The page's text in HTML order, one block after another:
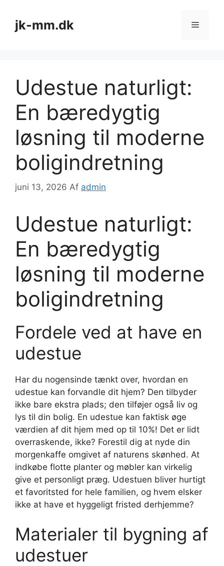
indholdjk-mm.dk Menu
Udestue naturligt:
En bæredygtig
løsning til moderne
boligindretning
juni 13, 2026 Af admin
Udestue naturligt:
En bæredygtig
løsning til moderne
boligindretning
Fordele ved at have en
udestue
Har du nogensinde tænkt over, hvordan en
udestue kan forvandle dit hjem? Den tilbyder
ikke bare ekstra plads; den tilføjer også liv og
lys til din bolig. En udestue kan faktisk øge
værdien af dit hjem med op til 10%! Det er lidt
overraskende, ikke? Forestil dig at nyde din
morgenkaffe omgivet af naturens skønhed. At
indkøbe flotte planter og møbler kan virkelig
give et personligt præg. Udestuen bliver hurtigt
et favoritsted for hele familien, og hvem elsker
ikke at have et hyggeligt fristed derhjemme?
Materialer til bygning af
udestuer